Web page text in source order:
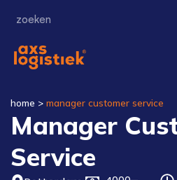
home > manager customer service
Manager
Service